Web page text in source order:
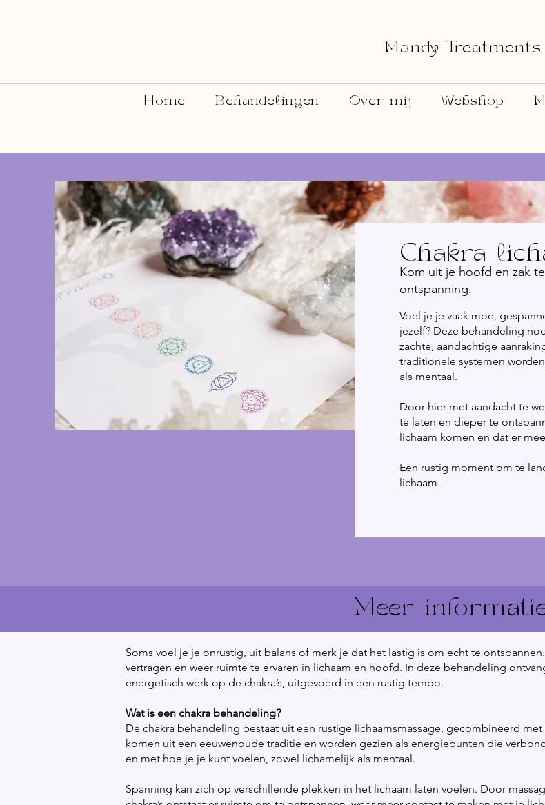
Mandy Treatments
Home Behandelingen Over mij Webshop
Chakra
Kom uit je hoofd en zak
ontspanning.
Voel je je vaak moe,
jezelf? Deze behandeling
zachte, aandachtige
traditionele systemen
als mentaal.
Door hier met aandacht te
te laten en dieper te
lichaam komen en dat er
Een rustig moment om te
lichaam.
Meer
Soms voel je je onrustig, uit balans of merk je dat het lastig is om echt te
vertragen en weer ruimte te ervaren in lichaam en hoofd. In deze behandeling
energetisch werk op de chakra’s, uitgevoerd in een rustig tempo.
Wat is een chakra behandeling?
De chakra behandeling bestaat uit een rustige lichaamsmassage, gecombineerd met
komen uit een eeuwenoude traditie en worden gezien als energiepunten die
en met hoe je je kunt voelen, zowel lichamelijk als mentaal.
Spanning kan zich op verschillende plekken in het lichaam laten voelen. Door